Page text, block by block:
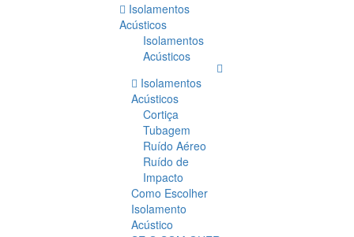
Isolamentos
Acústicos
Isolamentos
Acústicos
Isolamentos
Acústicos
Cortiça
Tubagem
Ruído Aéreo
Ruído de
Impacto
Como Escolher
Isolamento
Acústico